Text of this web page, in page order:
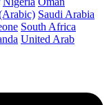
Saudi Arabia
South Africa
United Arab